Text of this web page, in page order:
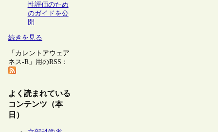
性評価のため
のガイドを公
開
続きを見る
「カレントアウェア
ネス-R」用のRSS：
よく読まれている
コンテンツ（本
日）